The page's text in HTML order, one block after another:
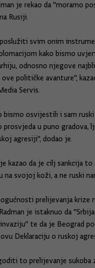
je rekao da "moramo
Rusiji.
svim onim
kako bismo
odnosno njegove
političke avanture",
Servis.
bismo osvijestili i sam
prosvjeda u puno gradova,
agresiji", dodao je.
je kazao da je cilj sankcija
na svojoj koži, a ne ruski
prelijevanja krize
je istaknuo da
te da je Beograd
Deklaraciju o ruskoj
to prelijevanje sukoba